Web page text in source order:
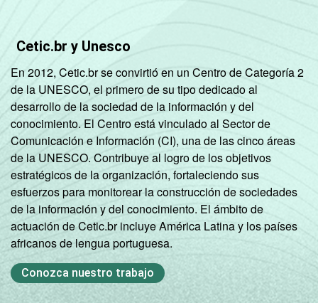
Cetic.br y Unesco
En 2012, Cetic.br se convirtió en un Centro de Categoría 2
de la UNESCO, el primero de su tipo dedicado al
desarrollo de la sociedad de la información y del
conocimiento. El Centro está vinculado al Sector de
Comunicación e Información (CI), una de las cinco áreas
de la UNESCO. Contribuye al logro de los objetivos
estratégicos de la organización, fortaleciendo sus
esfuerzos para monitorear la construcción de sociedades
de la información y del conocimiento. El ámbito de
actuación de Cetic.br incluye América Latina y los países
africanos de lengua portuguesa.
Conozca nuestro trabajo